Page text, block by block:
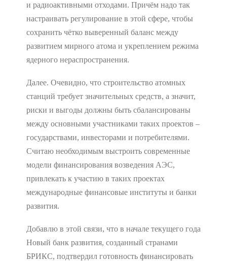
и радиоактивными отходами. Причём надо так
настраивать регулирование в этой сфере, чтобы
сохранить чётко выверенный баланс между
развитием мирного атома и укреплением режима
ядерного нераспространения.
Далее. Очевидно, что строительство атомных
станций требует значительных средств, а значит,
риски и выгоды должны быть сбалансированы
между основными участниками таких проектов –
государствами, инвесторами и потребителями.
Считаю необходимым выстроить современные
модели финансирования возведения АЭС,
привлекать к участию в таких проектах
международные финансовые институты и банки
развития.
Добавлю в этой связи, что в начале текущего года
Новый банк развития, созданный странами
БРИКС, подтвердил готовность финансировать